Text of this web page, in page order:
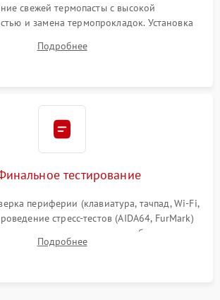
свежей термопасты с высокой
и замена термопрокладок. Установка
памяти и накопителей. Предварительная
Подробнее
тестирование
периферии (клавиатура, тачпад, Wi-Fi,
стресс-тестов (AIDA64, FurMark)
температурного режима и стабильности
под пиковой нагрузкой.
Подробнее